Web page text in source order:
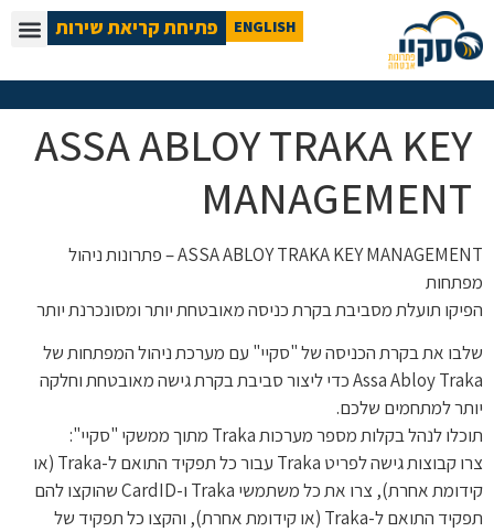
פתיחת קריאת שירות ENGLISH
ASSA ABLOY TRAKA KEY
MANAGEMENT
ASSA ABLOY TRAKA KEY MANAGEMENT – פתרונות ניהול
מפתחות
הפיקו תועלת מסביבת בקרת כניסה מאובטחת יותר ומסונכרנת יותר
שלבו את בקרת הכניסה של "סקיי" עם מערכת ניהול המפתחות של
Assa Abloy Traka כדי ליצור סביבת בקרת גישה מאובטחת וחלקה
יותר למתחמים שלכם.
תוכלו לנהל בקלות מספר מערכות Traka מתוך ממשקי "סקיי":
צרו קבוצות גישה לפריט Traka עבור כל תפקיד התואם ל-Traka (או
קידומת אחרת), צרו את כל משתמשי Traka ו-CardID שהוקצו להם
תפקיד התואם ל-Traka (או קידומת אחרת), והקצו כל תפקיד של